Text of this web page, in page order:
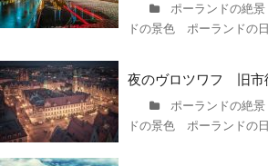
ポーランドの絶
ドの景色 ポーランドの
夜のヴロツワフ 旧市
ポーランドの絶
ドの景色 ポーランドの